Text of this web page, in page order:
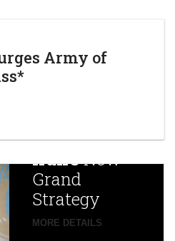
Army of
Iran’sNew
Grand
Strategy
MORE DETAILS
China
Targets,
Beijing’s
global
campaign
Franceto try